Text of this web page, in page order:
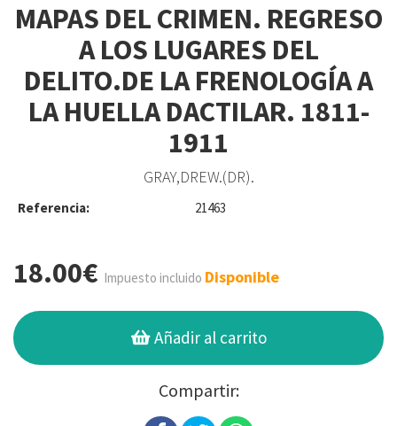
MAPAS DEL CRIMEN. REGRESO
A LOS LUGARES DEL
DELITO.DE LA FRENOLOGÍA A
LA HUELLA DACTILAR. 1811-
1911
GRAY,DREW.(DR).
Referencia: 21463
18.00€ Impuesto incluido Disponible
Añadir al carrito
Compartir: